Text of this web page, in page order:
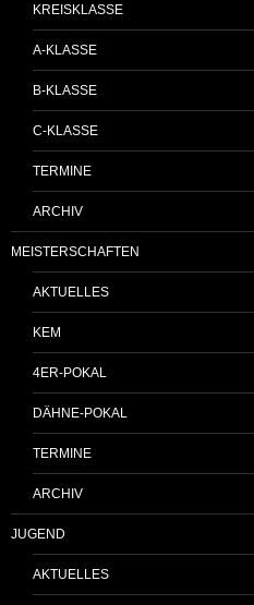
KREISKLASSE
A-KLASSE
B-KLASSE
C-KLASSE
TERMINE
ARCHIV
MEISTERSCHAFTEN
AKTUELLES
KEM
4ER-POKAL
DÄHNE-POKAL
TERMINE
ARCHIV
JUGEND
AKTUELLES